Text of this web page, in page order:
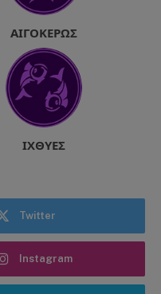
ΑΙΓΌΚΕΡΩΣ
ΙΧΘΎΕΣ
Twitter
Instagram